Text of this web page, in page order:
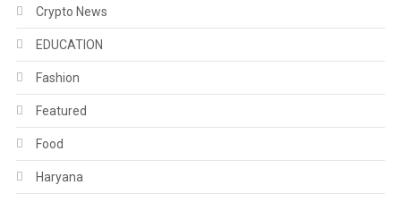
Crypto News
EDUCATION
Fashion
Featured
Food
Haryana